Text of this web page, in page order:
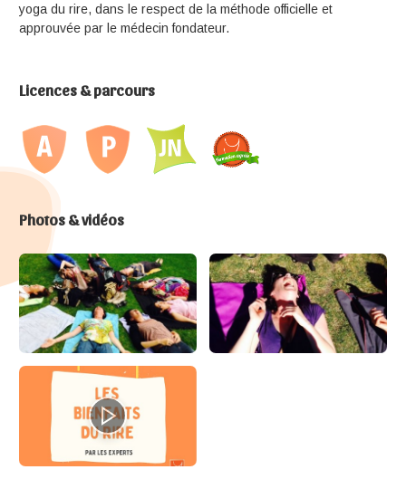
yoga du rire, dans le respect de la méthode officielle et
approuvée par le médecin fondateur.
Licences & parcours
Photos & vidéos